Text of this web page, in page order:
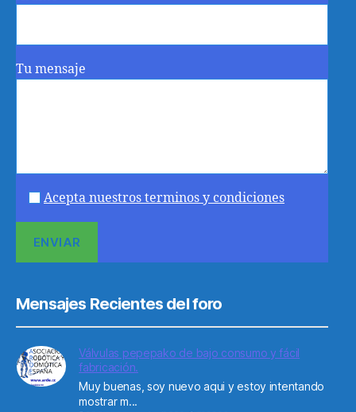
Tu mensaje
Acepta nuestros terminos y condiciones
Mensajes Recientes del foro
Válvulas pepepako de bajo consumo y fácil
fabricación.
Muy buenas, soy nuevo aqui y estoy intentando
mostrar m...